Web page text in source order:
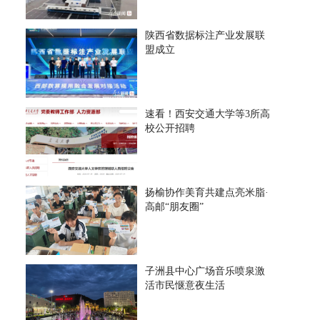
陕西省数据标注产业发展联
盟成立
速看！西安交通大学等3所高
校公开招聘
扬榆协作美育共建点亮米脂·
高邮“朋友圈”
子洲县中心广场音乐喷泉激
活市民惬意夜生活